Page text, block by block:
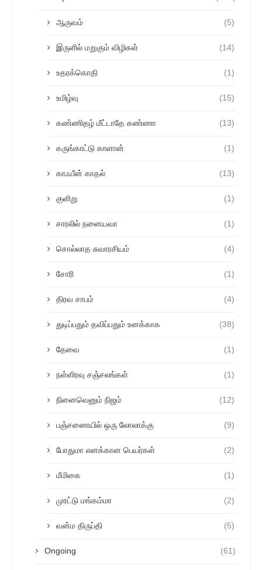
ஆருவம் (5)
இருளில் மறுகும் விழிகள் (14)
உதரக்கொதி (1)
உமிழ்வு (15)
கண்ணிதழ் மீட்டாதே கண்ணா (13)
கருங்காட்டு காளான் (1)
காஃபீன் காதல் (13)
குளிறு (1)
சாரலில் நனையவா (1)
சொல்லாத சுவாரசியம் (4)
சோரி (1)
திரவ சாபம் (4)
துடிப்பதும் தவிப்பதும் உனக்காக (38)
தேவை (1)
நள்ளிரவு சஞ்சலங்கள் (1)
நினைவெனும் நிஜம் (12)
பஞ்சணையில் ஒரு லோலாக்கு (9)
போதுமா எனக்கான பெயர்கள் (2)
மீமிகை (1)
முரட்டு மங்கம்மா (2)
வன்ம திருப்தி (5)
Ongoing (61)